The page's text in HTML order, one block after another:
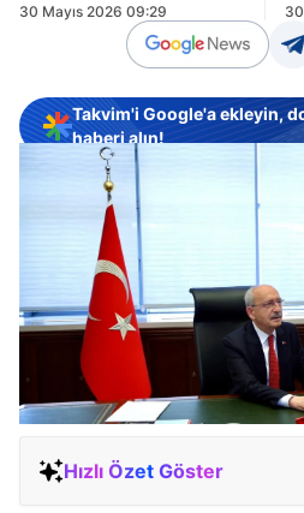
30 Mayıs 2026 09:29
Takvim'i Google'a ekleyin,
haberi alın!
Hızlı Özet Göster